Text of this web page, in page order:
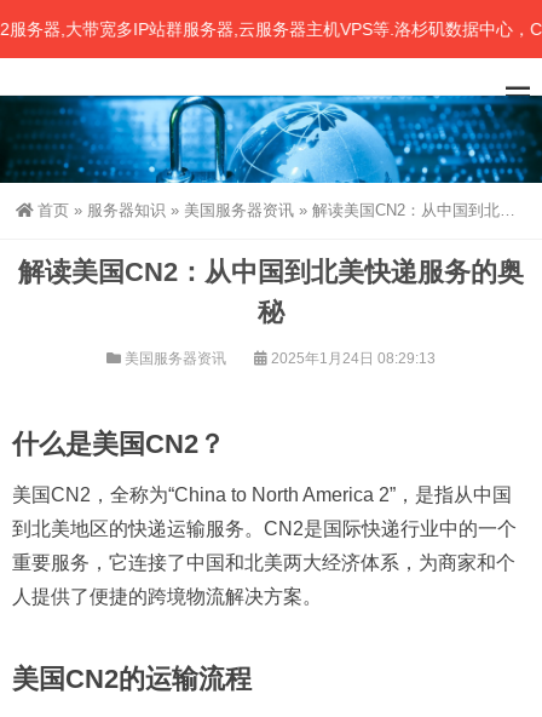
,大带宽多IP站群服务器,云服务器主机VPS等.洛杉矶数据中心，CN2
首页 » 服务器知识 » 美国服务器资讯 » 解读美国CN2：从中国到北美快递服务的奥秘
解读美国CN2：从中国到北美快递服务的奥
秘
美国服务器资讯 2025年1月24日 08:29:13
什么是美国CN2？
美国CN2，全称为“China to North America 2”，是指从中国
到北美地区的快递运输服务。CN2是国际快递行业中的一个
重要服务，它连接了中国和北美两大经济体系，为商家和个
人提供了便捷的跨境物流解决方案。
美国CN2的运输流程